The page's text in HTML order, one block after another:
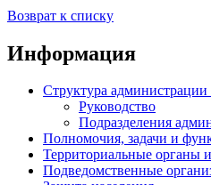
Возврат к списку
Информация
Структура администрации
Руководство
Подразделения
Полномочия, задачи и
Территориальные органы
Подведомственные